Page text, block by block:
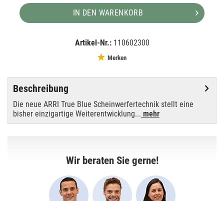
IN DEN WARENKORB
Artikel-Nr.: 110602300
Merken
Beschreibung
Die neue ARRI True Blue Scheinwerfertechnik stellt eine
bisher einzigartige Weiterentwicklung... mehr
Wir beraten Sie gerne!